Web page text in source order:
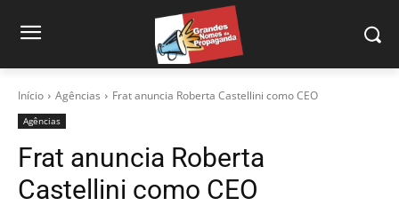
Início Agências Frat anuncia Roberta Castellini como CEO
Agências
Frat anuncia Roberta
Castellini como CEO